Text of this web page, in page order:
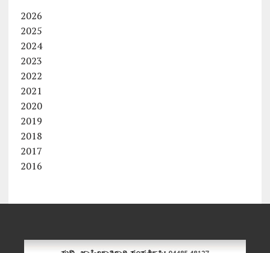
2026
2025
2024
2023
2022
2021
2020
2019
2018
2017
2016